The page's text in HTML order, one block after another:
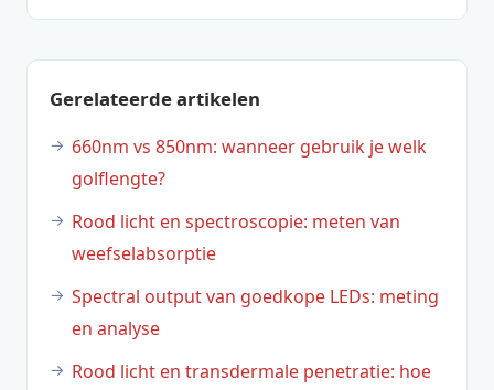
Gerelateerde artikelen
660nm vs 850nm: wanneer gebruik je welk
golflengte?
Rood licht en spectroscopie: meten van
weefselabsorptie
Spectral output van goedkope LEDs: meting
en analyse
Rood licht en transdermale penetratie: hoe